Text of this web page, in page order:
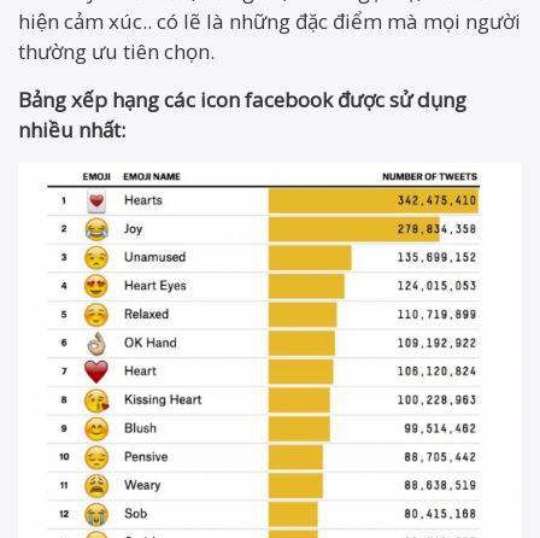
hiện cảm xúc.. có lẽ là những đặc điểm mà mọi người
thường ưu tiên chọn.
Bảng xếp hạng các icon facebook được sử dụng
nhiều nhất: